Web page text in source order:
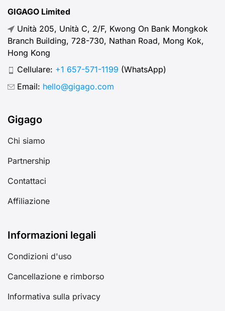
GIGAGO Limited
Unità 205, Unità C, 2/F, Kwong On Bank Mongkok
Branch Building, 728-730, Nathan Road, Mong Kok,
Hong Kong
Cellulare: +1 657-571-1199 (WhatsApp)
Email: hello@gigago.com
Gigago
Chi siamo
Partnership
Contattaci
Affiliazione
Informazioni legali
Condizioni d'uso
Cancellazione e rimborso
Informativa sulla privacy